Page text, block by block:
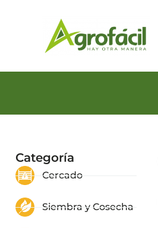
Categoría
Cercado
Siembra y Cosecha